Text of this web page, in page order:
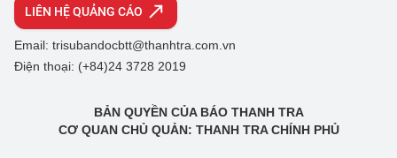
LIÊN HỆ QUẢNG CÁO
Email: trisubandocbtt@thanhtra.com.vn
Điện thoại: (+84)24 3728 2019
BẢN QUYỀN CỦA BÁO THANH TRA
CƠ QUAN CHỦ QUẢN: THANH TRA CHÍNH PHỦ